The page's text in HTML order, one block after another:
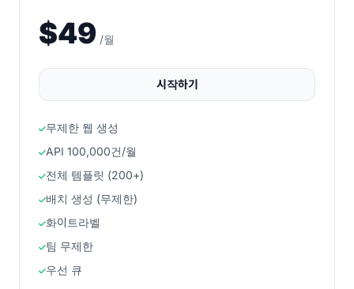
$49 /월
시작하기
무제한 웹 생성
API 100,000건/월
전체 템플릿 (200+)
배치 생성 (무제한)
화이트라벨
팀 무제한
우선 큐